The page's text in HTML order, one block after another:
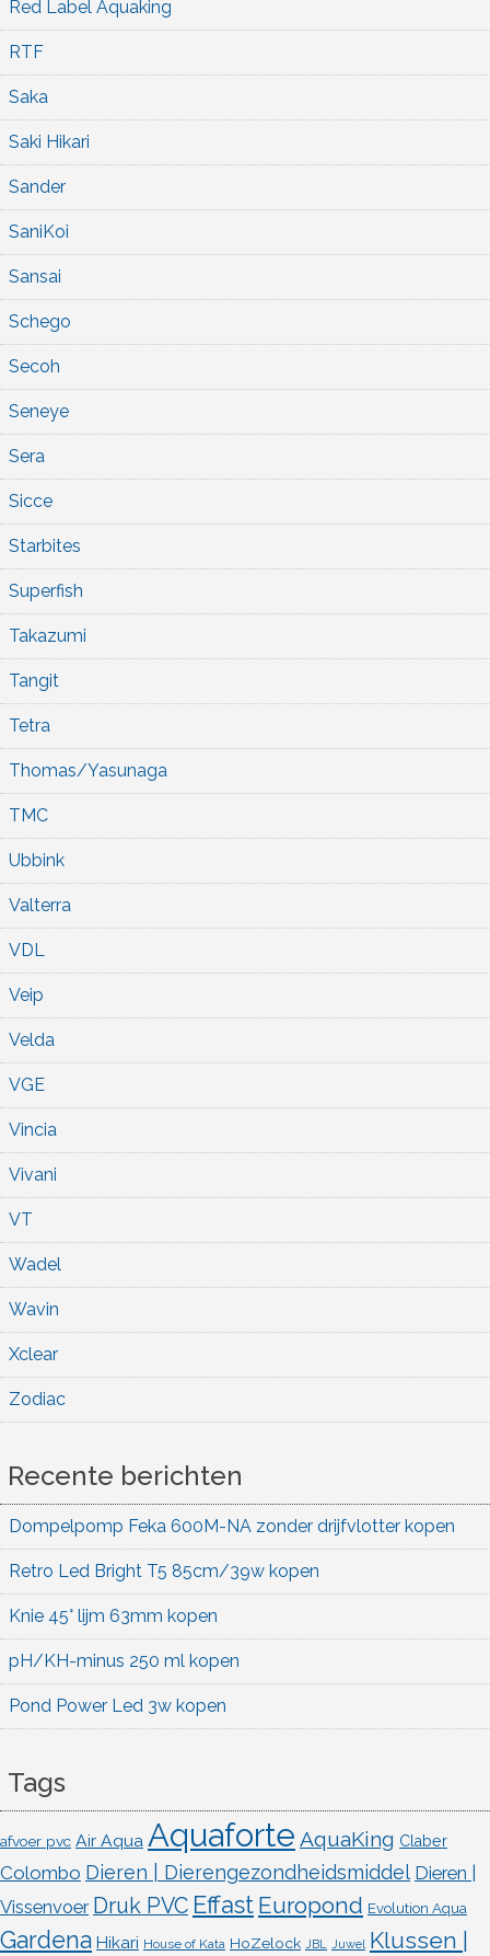
Red Label Aquaking
RTF
Saka
Saki Hikari
Sander
SaniKoi
Sansai
Schego
Secoh
Seneye
Sera
Sicce
Starbites
Superfish
Takazumi
Tangit
Tetra
Thomas/Yasunaga
TMC
Ubbink
Valterra
VDL
Veip
Velda
VGE
Vincia
Vivani
VT
Wadel
Wavin
Xclear
Zodiac
Recente berichten
Dompelpomp Feka 600M-NA zonder drijfvlotter kopen
Retro Led Bright T5 85cm/39w kopen
Knie 45° lijm 63mm kopen
pH/KH-minus 250 ml kopen
Pond Power Led 3w kopen
Tags
afvoer pvc Air Aqua Aquaforte AquaKing Claber
Colombo Dieren | Dierengezondheidsmiddel Dieren |
Vissenvoer Druk PVC Effast Europond Evolution Aqua
Gardena Hikari House of Kata HoZelock JBL Juwel Klussen |